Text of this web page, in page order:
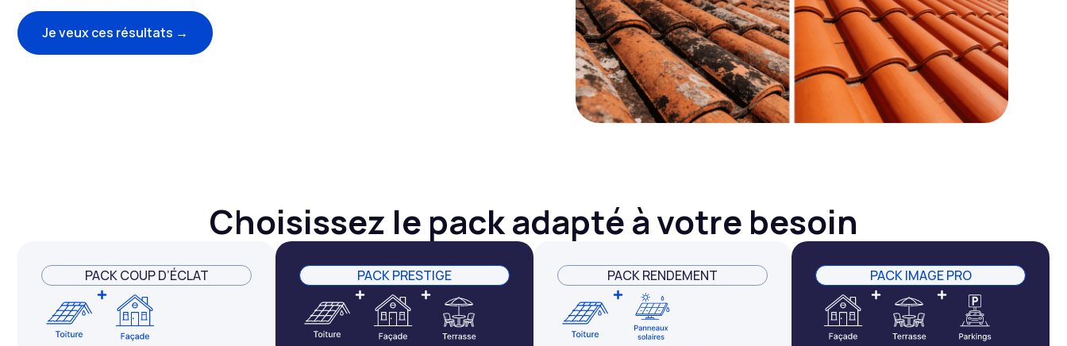
Je veux ces résultats →
Choisissez le pack adapté à votre besoin
PACK COUP D’ÉCLAT PACK PRESTIGE PACK RENDEMENT PACK IMAGE PRO